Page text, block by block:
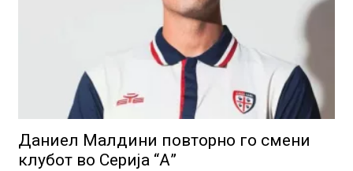
Даниел Малдини повторно го смени
клубот во Серија “А”